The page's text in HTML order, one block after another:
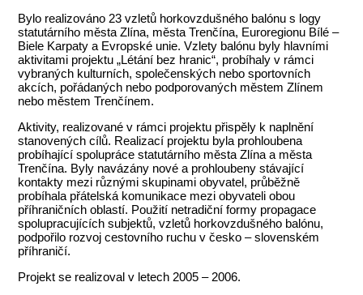
Bylo realizováno 23 vzletů horkovzdušného balónu s logy
statutárního města Zlína, města Trenčína, Euroregionu Bílé –
Biele Karpaty a Evropské unie. Vzlety balónu byly hlavními
aktivitami projektu „Létání bez hranic“, probíhaly v rámci
vybraných kulturních, společenských nebo sportovních
akcích, pořádaných nebo podporovaných městem Zlínem
nebo městem Trenčínem.
Aktivity, realizované v rámci projektu přispěly k naplnění
stanovených cílů. Realizací projektu byla prohloubena
probíhající spolupráce statutárního města Zlína a města
Trenčína. Byly navázány nové a prohloubeny stávající
kontakty mezi různými skupinami obyvatel, průběžně
probíhala přátelská komunikace mezi obyvateli obou
příhraničních oblastí. Použití netradiční formy propagace
spolupracujících subjektů, vzletů horkovzdušného balónu,
podpořilo rozvoj cestovního ruchu v česko – slovenském
příhraničí.
Projekt se realizoval v letech 2005 – 2006.